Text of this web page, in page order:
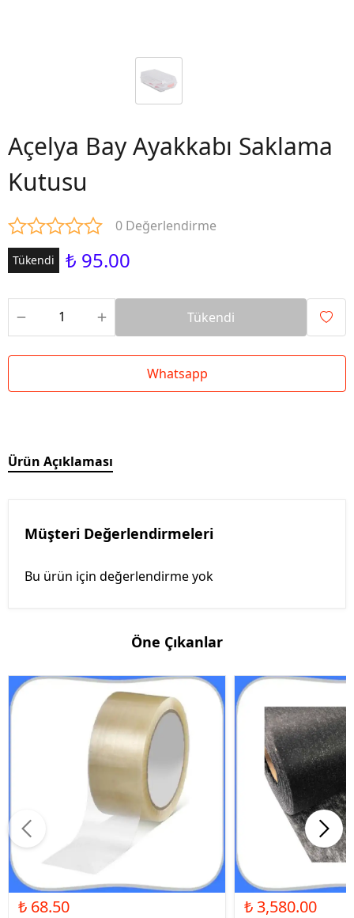
Açelya Bay Ayakkabı Saklama
Kutusu
0 Değerlendirme
Tükendi ₺ 95.00
Tükendi
Whatsapp
Ürün Açıklaması
Müşteri Değerlendirmeleri
Bu ürün için değerlendirme yok
Öne Çıkanlar
₺ 68.50 ₺ 3,580.00